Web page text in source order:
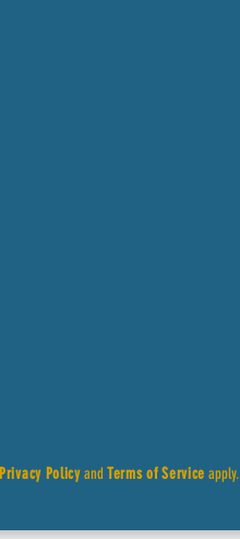
Privacy Policyand Terms of Service apply.